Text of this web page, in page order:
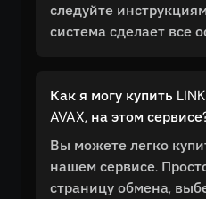
следуйте
система сделает все
Как я могу купить
AVAX, на этом
Вы можете легко
нашем сервисе.
страницу обмена,